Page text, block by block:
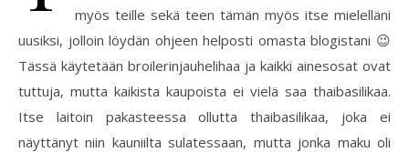
myös teille sekä teen tämän myös itse mielelläni
uusiksi, jolloin löydän ohjeen helposti omasta blogistani 😉
Tässä käytetään broilerinjauhelihaa ja kaikki ainesosat ovat
tuttuja, mutta kaikista kaupoista ei vielä saa thaibasilikaa.
Itse laitoin pakasteessa ollutta thaibasilikaa, joka ei
näyttänyt niin kauniilta sulatessaan, mutta jonka maku oli